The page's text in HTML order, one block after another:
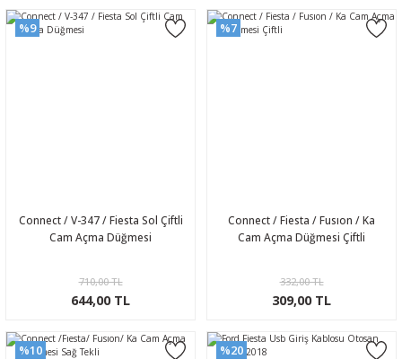
%9
Connect / V-347 / Fiesta Sol Çiftli
Cam Açma Düğmesi
710,00 TL
644,00 TL
%7
Connect / Fiesta / Fusıon / Ka
Cam Açma Düğmesi Çiftli
332,00 TL
309,00 TL
%10 %20